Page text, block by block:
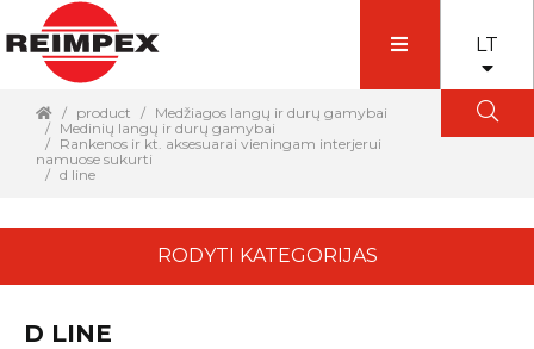
LT
product
Medžiagos langų ir durų gamybai
Medinių langų ir durų gamybai
Rankenos ir kt. aksesuarai vieningam interjerui
namuose sukurti
d line
RODYTI KATEGORIJAS
D LINE